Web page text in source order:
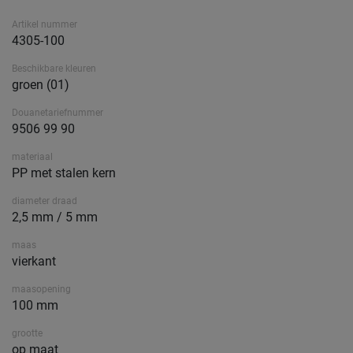
Artikel nummer
4305-100
Beschikbare kleuren
groen (01)
Douanetariefnummer
9506 99 90
materiaal
PP met stalen kern
diameter draad
2,5 mm / 5 mm
maas
vierkant
maasopening
100 mm
grootte
op maat